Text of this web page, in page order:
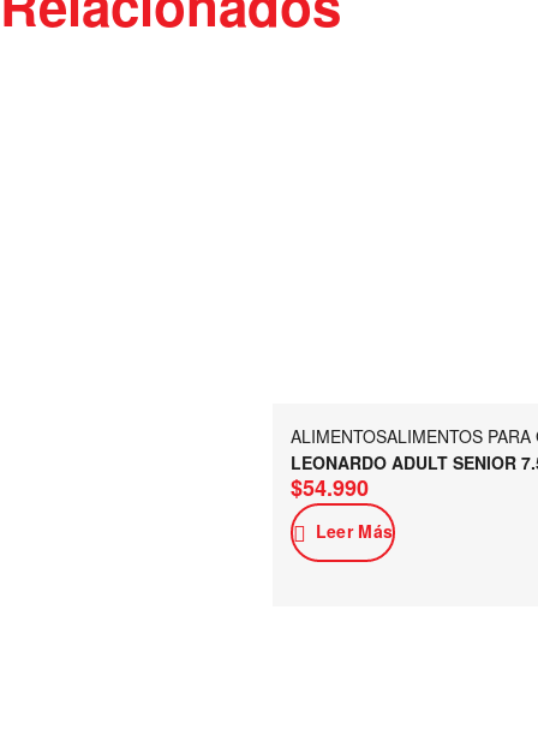
ALIMENTOSALIMENTOS PARA
LEONARDO ADULT SENIOR
$54.990
Leer Más